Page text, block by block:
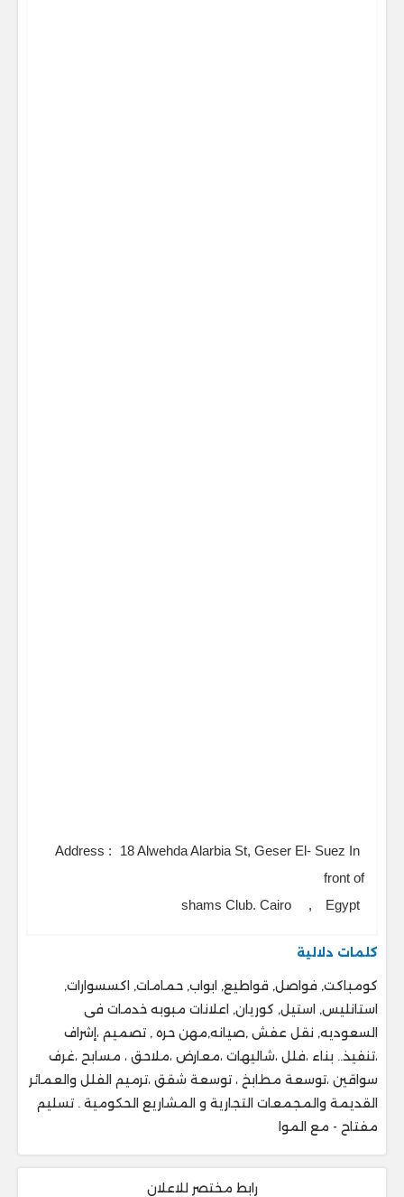
Address :
18 Alwehda Alarbia St, Geser El- Suez In
front of
shams Club. Cairo
, Egypt
كلمات دلالية
كومباكت, فواصل, قواطيع, ابواب, حمامات, اكسسوارات,
استانليس, استيل, كوريان, اعلانات مبوبه خدمات فى
السعوديه, نقل عفش ,صيانه,مهن حره , تصميم ،إشراف
،تنفيذ.. ‎بناء ،فلل ،شاليهات ،معارض ،ملاحق ، ‎مسابح ،غرف
سواقين ،توسعة مطابخ ، ‎توسعة شقق ،ترميم الفلل والعمائر
القديمة والمجمعات التجارية و المشاريع الحكومية . ‎تسليم
مفتاح - مع الموا
رابط مختصر للاعلان